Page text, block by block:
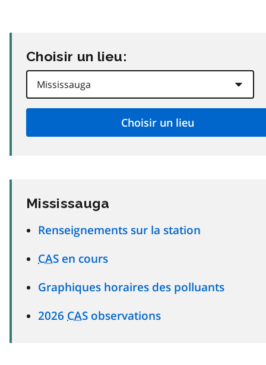
Choisir un lieu:
Mississauga
Renseignements sur la station
CAS en cours
Graphiques horaires des polluants
2026 CAS observations